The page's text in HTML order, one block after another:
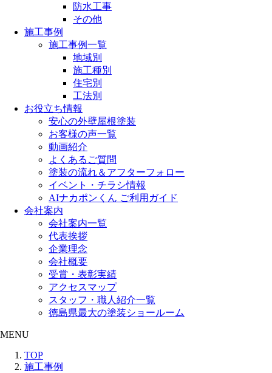
防水工事
その他
施工事例
施工事例一覧
地域別
施工種別
住宅別
工法別
お役立ち情報
安心の外壁屋根塗装
お客様の声一覧
動画紹介
よくあるご質問
塗装の流れ＆アフターフォロー
イベント・チラシ情報
AIナカポンくん ご利用ガイド
会社案内
会社案内一覧
代表挨拶
企業理念
会社概要
受賞・表彰実績
アクセスマップ
スタッフ・職人紹介一覧
徳島県最大の塗装ショールーム
MENU
TOP
施工事例